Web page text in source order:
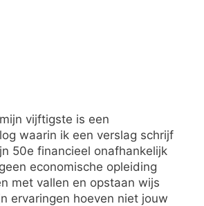
vijftigste is een
waarin ik een verslag schrijf
50e financieel onafhankelijk
economische opleiding
met vallen en opstaan wijs
ervaringen hoeven niet jouw